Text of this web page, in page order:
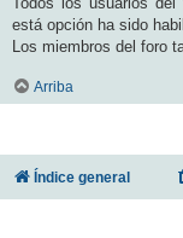
está opción ha sido
Los miembros del foro
Arriba
Índice general